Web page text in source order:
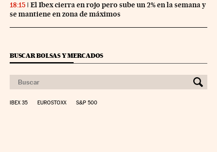
18:15
El Ibex cierra en rojo pero sube un 2% en la semana y
se mantiene en zona de máximos
BUSCAR BOLSAS Y MERCADOS
IBEX 35 EUROSTOXX S&P 500